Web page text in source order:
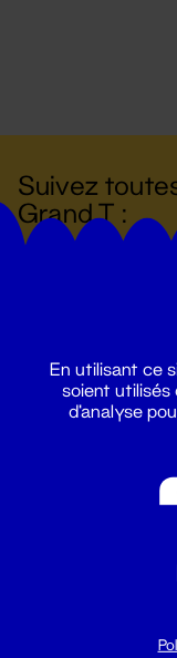
Suivez
Grand T :
En utilisant ce
soient utilisés
d'analyse